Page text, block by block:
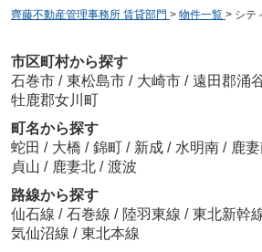
齊藤不動産管理事務所 賃貸部門 > 物件一覧 > シテ
市区町村から探す
石巻市 / 東松島市 / 大崎市 / 遠田郡涌
牡鹿郡女川町
町名から探す
蛇田 / 大橋 / 錦町 / 新成 / 水明南 / 鹿
貞山 / 鹿妻北 / 渡波
路線から探す
仙石線 / 石巻線 / 陸羽東線 / 東北新幹
気仙沼線 / 東北本線